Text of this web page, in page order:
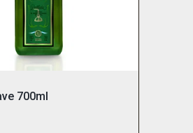
700ml